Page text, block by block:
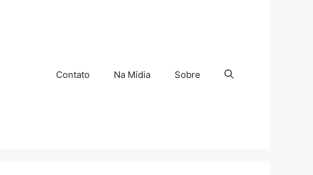
Contato Na Mídia Sobre